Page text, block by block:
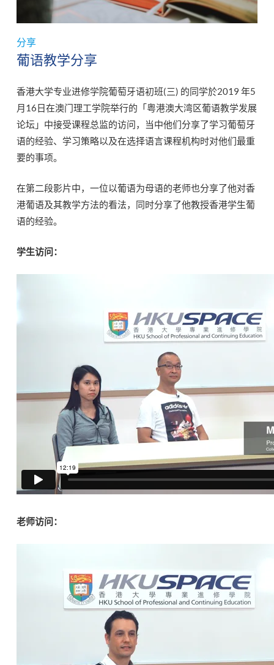
分享
葡语教学分享
香港大学专业进修学院葡萄牙语初班(三) 的同学於2019 年5
月16日在澳门理工学院举行的「粤港澳大湾区葡语教学发展
论坛」中接受课程总监的访问，当中他们分享了学习葡萄牙
语的经验、学习策略以及在选择语言课程机构时对他们最重
要的事项。
在第二段影片中，一位以葡语为母语的老师也分享了他对香
港葡语及其教学方法的看法，同时分享了他教授香港学生葡
语的经验。
学生访问：
老师访问：